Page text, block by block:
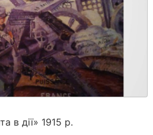
в дії» 1915 р.